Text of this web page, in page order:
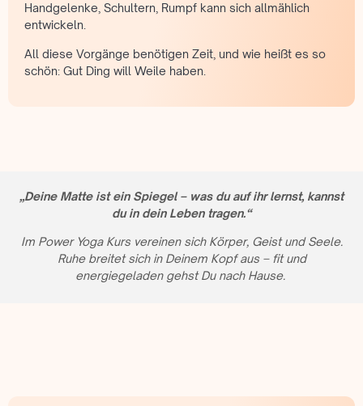
Handgelenke, Schultern, Rumpf kann sich allmählich
entwickeln.
All diese Vorgänge benötigen Zeit, und wie heißt es so
schön: Gut Ding will Weile haben.
„Deine Matte ist ein Spiegel – was du auf ihr lernst, kannst
du in dein Leben tragen.“
Im Power Yoga Kurs vereinen sich Körper, Geist und Seele.
Ruhe breitet sich in Deinem Kopf aus – fit und
energiegeladen gehst Du nach Hause.